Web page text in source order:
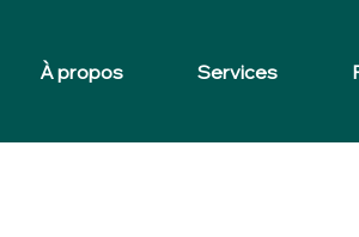
À propos Services